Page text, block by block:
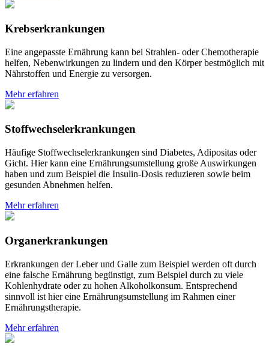
Krebserkrankungen
Eine angepasste Ernährung kann bei Strahlen- oder Chemotherapie
helfen, Nebenwirkungen zu lindern und den Körper bestmöglich mit
Nährstoffen und Energie zu versorgen.
Mehr erfahren
Stoffwechselerkrankungen
Häufige Stoffwechselerkrankungen sind Diabetes, Adipositas oder
Gicht. Hier kann eine Ernährungsumstellung große Auswirkungen
haben und zum Beispiel die Insulin-Dosis reduzieren sowie beim
gesunden Abnehmen helfen.
Mehr erfahren
Organerkrankungen
Erkrankungen der Leber und Galle zum Beispiel werden oft durch
eine falsche Ernährung begünstigt, zum Beispiel durch zu viele
Kohlenhydrate oder zu hohen Alkoholkonsum. Entsprechend
sinnvoll ist hier eine Ernährungsumstellung im Rahmen einer
Ernährungstherapie.
Mehr erfahren